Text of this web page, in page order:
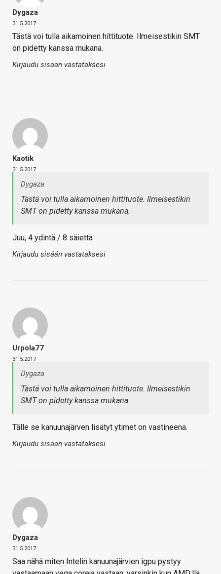
Dygaza
31.5.2017
Tästä voi tulla aikamoinen hittituote. Ilmeisestikin SMT
on pidetty kanssa mukana.
Kirjaudu sisään vastataksesi
Kaotik
31.5.2017
Dygaza
Tästä voi tulla aikamoinen hittituote. Ilmeisestikin
SMT on pidetty kanssa mukana.
Juu, 4 ydintä / 8 säiettä
Kirjaudu sisään vastataksesi
Urpola77
31.5.2017
Dygaza
Tästä voi tulla aikamoinen hittituote. Ilmeisestikin
SMT on pidetty kanssa mukana.
Tälle se kanuunajärven lisätyt ytimet on vastineena.
Kirjaudu sisään vastataksesi
Dygaza
31.5.2017
Saa nähä miten Intelin kanuunajärvien igpu pystyy